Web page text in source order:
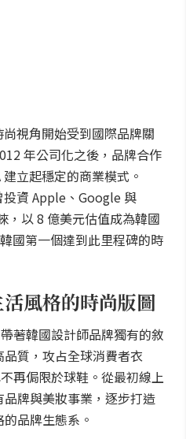
視角開始受到國際品牌關
年公司化之後，品牌合作
立起穩定的商業模式。
投資 Apple、Google 與
，以 8 億美元估值成為韓國
國第一個達到此里程碑的時
風格的時尚版圖
著韓國設計師品牌獨有的敘
質，攻占全球消費者衣
再侷限於球鞋。從最初線上
牌與美妝事業，逐步打造
品牌生態系。